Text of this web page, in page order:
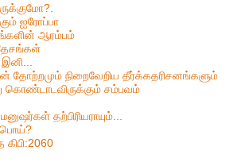
ஐரோப்பா
ஆரம்பம்
தோற்றமும் நிறைவேறிய தீர்க்கதரிசனங்களும்
கொண்டாடவிருக்கும் சம்பவம்
தற்பிரியராயும்...
பொய்?